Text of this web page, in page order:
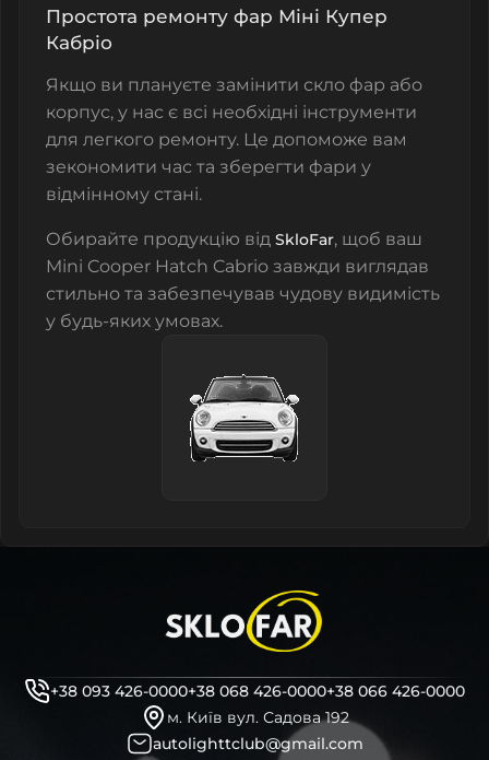
Простота ремонту фар Міні Купер
Кабріо
Якщо ви плануєте замінити скло фар або
корпус, у нас є всі необхідні інструменти
для легкого ремонту. Це допоможе вам
зекономити час та зберегти фари у
відмінному стані.
Обирайте продукцію від SkloFar, щоб ваш
Mini Cooper Hatch Cabrio завжди виглядав
стильно та забезпечував чудову видимість
у будь-яких умовах.
+38 093 426-0000+38 068 426-0000+38 066 426-0000
м. Київ вул. Садова 192
autolighttclub@gmail.com